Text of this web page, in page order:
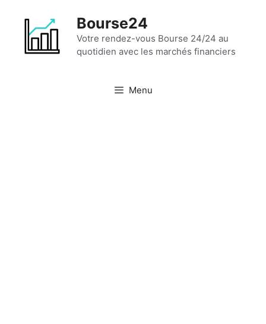
contenu
Bourse24
Votre rendez-vous Bourse 24/24 au
quotidien avec les marchés financiers
Menu